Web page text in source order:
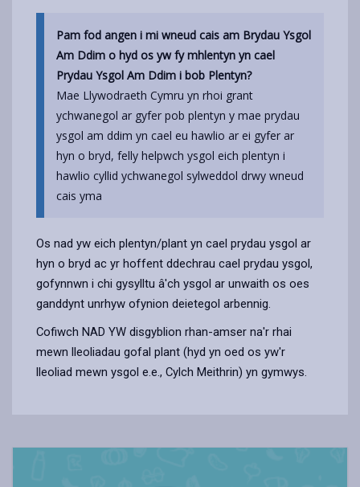
Pam fod angen i mi wneud cais am Brydau Ysgol
Am Ddim o hyd os yw fy mhlentyn yn cael
Prydau Ysgol Am Ddim i bob Plentyn?
Mae Llywodraeth Cymru yn rhoi grant
ychwanegol ar gyfer pob plentyn y mae prydau
ysgol am ddim yn cael eu hawlio ar ei gyfer ar
hyn o bryd, felly helpwch ysgol eich plentyn i
hawlio cyllid ychwanegol sylweddol drwy wneud
cais yma
Os nad yw eich plentyn/plant yn cael prydau ysgol ar
hyn o bryd ac yr hoffent ddechrau cael prydau ysgol,
gofynnwn i chi gysylltu â'ch ysgol ar unwaith os oes
ganddynt unrhyw ofynion deietegol arbennig.
Cofiwch NAD YW disgyblion rhan-amser na'r rhai
mewn lleoliadau gofal plant (hyd yn oed os yw'r
lleoliad mewn ysgol e.e., Cylch Meithrin) yn gymwys.